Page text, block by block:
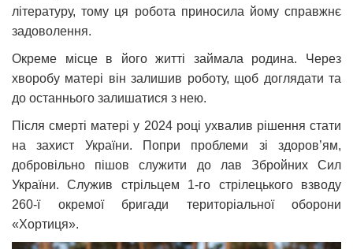
літературу, тому ця робота приносила йому справжнє
задоволення.
Окреме місце в його житті займала родина. Через
хворобу матері він залишив роботу, щоб доглядати та
до останнього залишатися з нею.
Після смерті матері у 2024 році ухвалив рішення стати
на захист України. Попри проблеми зі здоров’ям,
добровільно пішов служити до лав Збройних Сил
України. Служив стрільцем 1-го стрілецького взводу
260-ї окремої бригади територіальної оборони
«Хортиця».